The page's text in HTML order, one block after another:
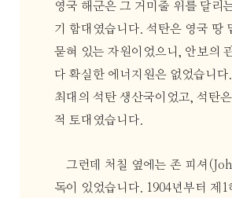
영국 해군은 그 거미줄 위를 달리
기 함대였습니다. 석탄은 영국 땅
묻혀 있는 자원이었으니, 안보의
다 확실한 에너지원은 없었습니다
최대의 석탄 생산국이었고, 석탄
적 토대였습니다.
그런데 처칠 옆에는 존 피셔
독이 있었습니다. 1904년부터 제